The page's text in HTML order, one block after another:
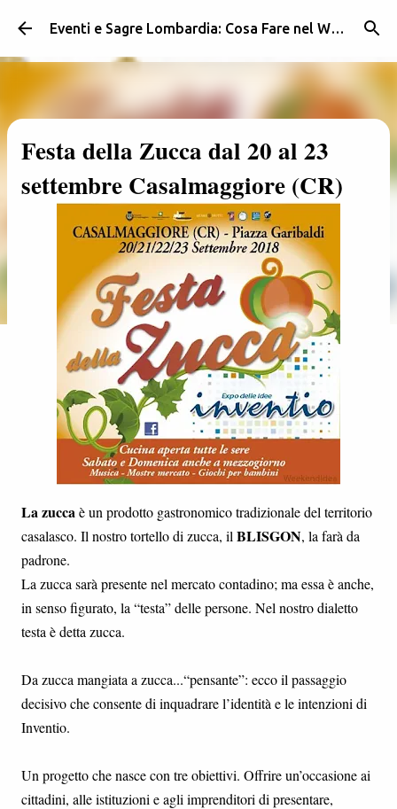
Passa ai contenuti principali Eventi e Sagre Lombardia: Cosa Fare nel Weekend | Weekendidea
Festa della Zucca dal 20 al 23
settembre Casalmaggiore (CR)
La zuccaè un prodotto gastronomico tradizionale del territorio
casalasco. Il nostro tortello di zucca, il BLISGON, la farà da
padrone.
La zucca sarà presente nel mercato contadino; ma essa è anche,
in senso figurato, la “testa” delle persone. Nel nostro dialetto
testa è detta zucca.
Da zucca mangiata a zucca...“pensante”: ecco il passaggio
decisivo che consente di inquadrare l’identità e le intenzioni di
Inventio.
Un progetto che nasce con tre obiettivi. Offrire un’occasione ai
cittadini, alle istituzioni e agli imprenditori di presentare,